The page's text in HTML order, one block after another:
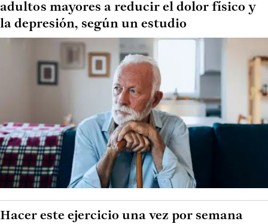
adultos mayores a reducir el dolor físico y
la depresión, según un estudio
Hacer este ejercicio una vez por semana